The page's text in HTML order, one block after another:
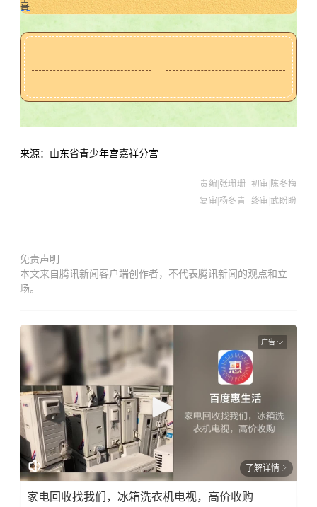
喜
初审|陈冬梅
复审|杨冬青终审|武盼盼
免责声明
本文来自腾讯新闻客户端创作者，不代表腾讯新闻的观点和立
场。